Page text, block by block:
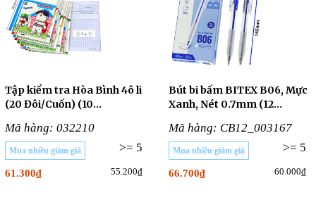
Tập kiểm tra Hòa Bình 4ô li
(20 Đôi/Cuốn) (10
Mã hàng: 032210
>= 5
Mua nhiều giảm giá
61.300₫ 55.200₫
Bút bi bấm BITEX B06, Mực
Xanh, Nét 0.7mm (12
Mã hàng: CB12_003167
>= 5
Mua nhiều giảm giá
66.700₫ 60.000₫